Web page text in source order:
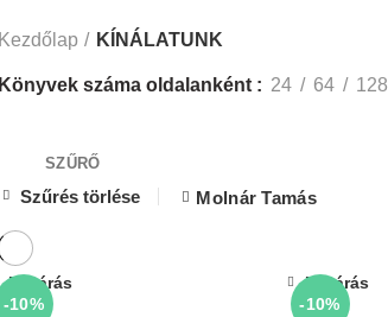
Kezdőlap KÍNÁLATUNK
Könyvek száma oldalanként 24 64 128
SZŰRŐ
Szűrés törlése Molnár Tamás
-10%
Bezárás
-10%
Bezárás